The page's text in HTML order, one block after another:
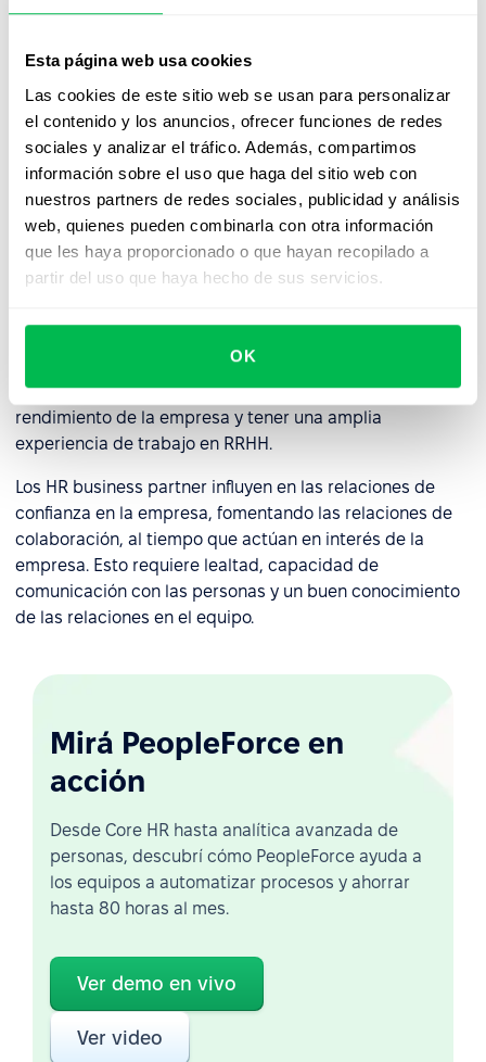
Esta página web usa cookies
Las cookies de este sitio web se usan para personalizar
el contenido y los anuncios, ofrecer funciones de redes
sociales y analizar el tráfico. Además, compartimos
información sobre el uso que haga del sitio web con
nuestros partners de redes sociales, publicidad y análisis
web, quienes pueden combinarla con otra información
que les haya proporcionado o que hayan recopilado a
partir del uso que haya hecho de sus servicios.
OK
comunicación con el personal. Para alcanzar este nivel,
estructura y los procesos de trabajo de la empresa y
tener la capacidad de liderazgo para poner en práctica
sus sugerencias e ideas junto con la dirección.
Competencias necesarias para un
HR Business Partner
Lacompetencia principaldel HR Business Partner es
demostrar cualidades de liderazgo, asumir
su opinión y sus argumentos en su beneficio. Debe ser
decisivo en los asuntos que influyen indirectamente en el
rendimiento de la empresa y tener una amplia
experiencia de trabajo en RRHH.
Los HR business partner influyen en las relaciones de
confianza en la empresa, fomentando las relaciones de
colaboración, al tiempo que actúan en interés de la
empresa. Esto requiere lealtad, capacidad de
comunicación con las personas y un buen conocimiento
de las relaciones en el equipo.
Mirá PeopleForce en
acción
Desde Core HR hasta analítica avanzada de
personas, descubrí cómo PeopleForce ayuda a
los equipos a automatizar procesos y ahorrar
hasta 80 horas al mes.
Ver demo en vivo
Ver video